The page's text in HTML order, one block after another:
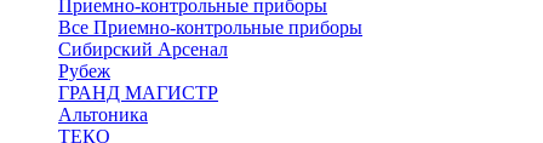
Приемно-контрольные приборы
Все Приемно-контрольные приборы
Сибирский Арсенал
Рубеж
ГРАНД МАГИСТР
Альтоника
ТЕКО